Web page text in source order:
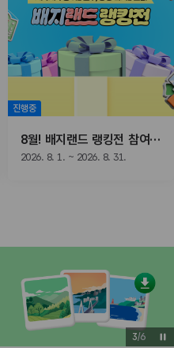
진행중
8월! 배지랜드 랭킹전 참여하고, 선물받자!
2026. 8. 1. ~ 2026. 8. 31.
3/6